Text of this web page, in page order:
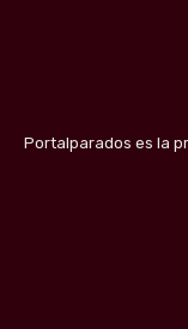
Portalparados es la